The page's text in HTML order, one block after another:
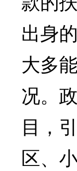
出身
大多
况。
目，
区、